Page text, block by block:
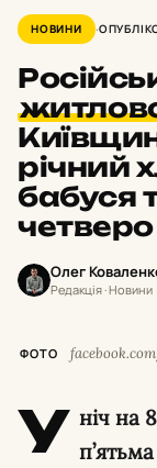
НОВИНИ
річний
бабуся
Олег
Редакція · Новини
ФОТО
У ніч на